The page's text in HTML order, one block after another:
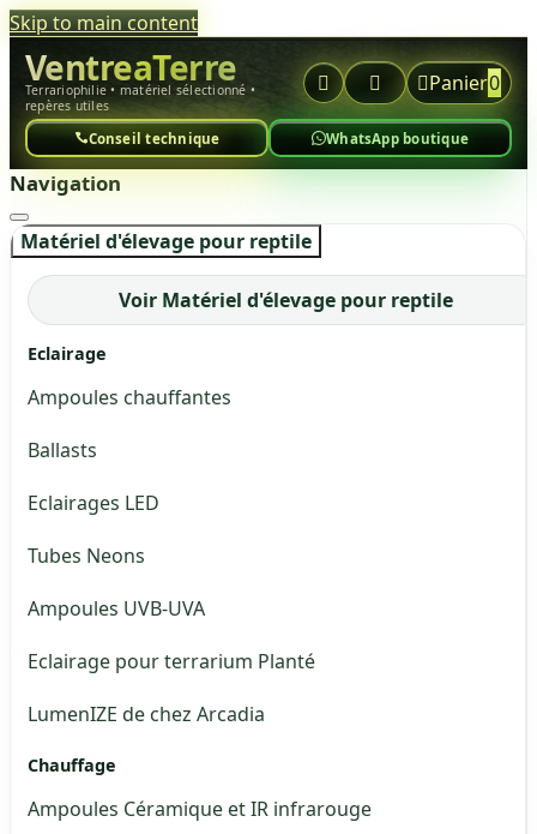
Skip to main content
VentreaTerre
Terrariophilie • matériel sélectionné •
repères utiles
  Panier0
Conseil technique WhatsApp boutique
Navigation
Matériel d'élevage pour reptile
Voir Matériel d'élevage pour reptile
Eclairage
Ampoules chauffantes
Ballasts
Eclairages LED
Tubes Neons
Ampoules UVB-UVA
Eclairage pour terrarium Planté
LumenIZE de chez Arcadia
Chauffage
Ampoules Céramique et IR infrarouge